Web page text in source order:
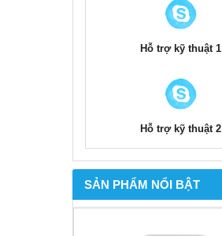
Hỗ trợ kỹ thuật 1
Hỗ trợ kỹ thuật 2
SẢN PHẨM NỔI BẬT